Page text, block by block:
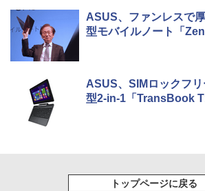
版ビッグガンガンコミ
￥810
ASUS、ファンレスで
型モバイルノート「
ASUS、SIMロックフ
型2-in-1「TransBook
トップページに戻る